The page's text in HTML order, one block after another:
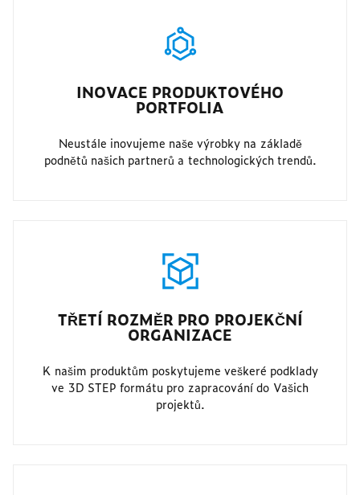
INOVACE PRODUKTOVÉHO
PORTFOLIA
Neustále inovujeme naše výrobky na základě
podnětů našich partnerů a technologických trendů.
TŘETÍ ROZMĚR PRO PROJEKČNÍ
ORGANIZACE
K našim produktům poskytujeme veškeré podklady
ve 3D STEP formátu pro zapracování do Vašich
projektů.